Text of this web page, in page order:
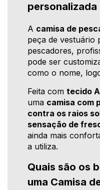
personalizada
A camisa de
peça de vestuário
pescadores,
pode ser
como o nome,
Feita com tecido
uma camisa com
contra os raios
sensação de
ainda mais
a utiliza.
Quais são os
uma Camisa